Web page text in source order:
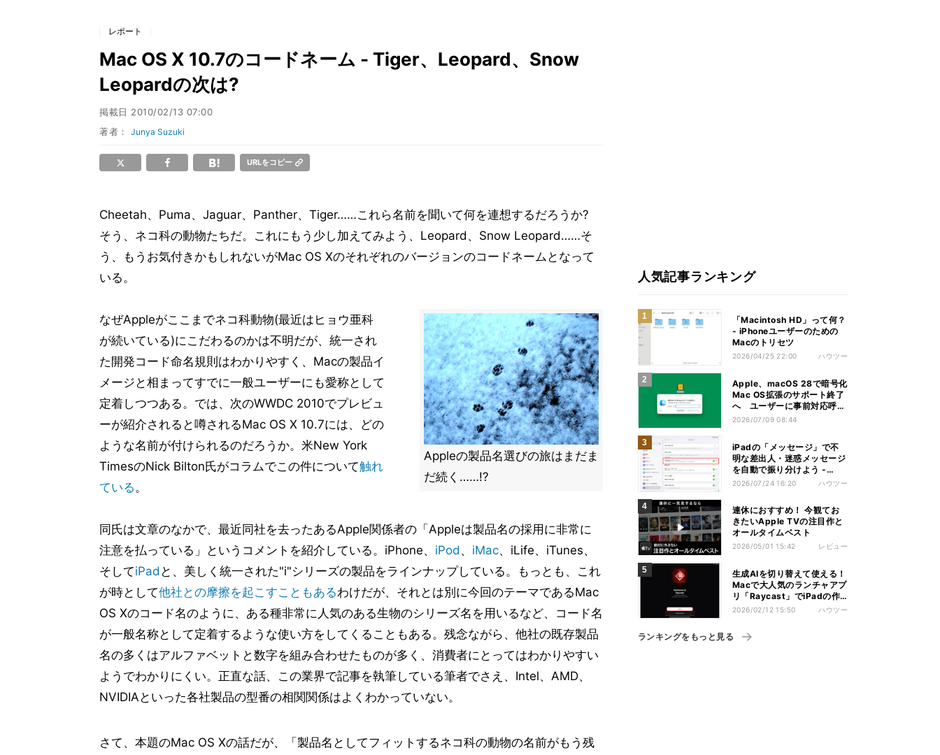
レポート
Mac OS X 10.7のコードネーム - Tiger、Leopard、Snow
Leopardの次は?
掲載日 2010/02/13 07:00
著者：Junya Suzuki
URLをコピー
Cheetah、Puma、Jaguar、Panther、Tiger……これら名前を聞いて何を連想するだろうか?
そう、ネコ科の動物たちだ。これにもう少し加えてみよう、Leopard、Snow Leopard……そ
う、もうお気付きかもしれないがMac OS Xのそれぞれのバージョンのコードネームとなって
いる。
Appleの製品名選びの旅はまだま
だ続く……!?
なぜAppleがここまでネコ科動物(最近はヒョウ亜科
が続いている)にこだわるのかは不明だが、統一され
た開発コード命名規則はわかりやすく、Macの製品イ
メージと相まってすでに一般ユーザーにも愛称として
定着しつつある。では、次のWWDC 2010でプレビュ
ーが紹介されると噂されるMac OS X 10.7には、どの
ような名前が付けられるのだろうか。米New York
TimesのNick Bilton氏がコラムでこの件について触れ
ている。
同氏は文章のなかで、最近同社を去ったあるApple関係者の「Appleは製品名の採用に非常に
注意を払っている」というコメントを紹介している。iPhone、 iPod 、 iMac、iLife、iTunes、
そしてiPad と、美しく統一された"i"シリーズの製品をラインナップしている。もっとも、これ
が時として他社との摩擦を起こすこともあるわけだが、それとは別に今回のテーマであるMac
OS Xのコード名のように、ある種非常に人気のある生物のシリーズ名を用いるなど、コード名
が一般名称として定着するような使い方をしてくることもある。残念ながら、他社の既存製品
名の多くはアルファベットと数字を組み合わせたものが多く、消費者にとってはわかりやすい
ようでわかりにくい。正直な話、この業界で記事を執筆している筆者でさえ、Intel、AMD、
NVIDIAといった各社製品の型番の相関関係はよくわかっていない。
さて、本題のMac OS Xの話だが、「製品名としてフィットするネコ科の動物の名前がもう残
人気記事ランキング
「Macintosh HD」って何？
- iPhoneユーザーのための
Macのトリセツ
2026/04/25 22:00 ハウツー
Apple、macOS 28で暗号化
Mac OS拡張のサポート終了
へ ユーザーに事前対応呼び
かけ
2026/07/09 08:44
iPadの「メッセージ」で不
明な差出人・迷惑メッセージ
を自動で振り分けよう -
iPadパソコン化講座
2026/07/24 16:20 ハウツー
連休におすすめ！ 今観てお
きたいApple TVの注目作と
オールタイムベスト
2026/05/01 15:42 レビュー
生成AIを切り替えて使える！
Macで大人気のランチャアプ
リ「Raycast」でiPadの作
業を効率化 - iPadパソコン
2026/02/12 15:50 ハウツー
ランキングをもっと見る